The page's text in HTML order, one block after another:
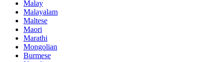
Malay
Malayalam
Maltese
Maori
Marathi
Mongolian
Burmese